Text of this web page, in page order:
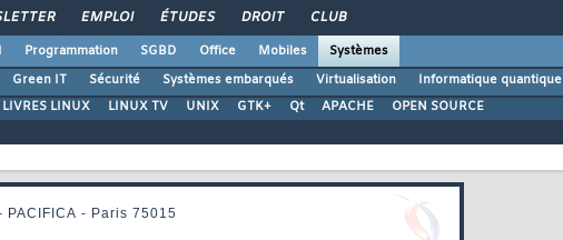
EMPLOI ÉTUDES DROIT CLUB
Programmation SGBD Office Mobiles
Systèmes
Green IT Sécurité Systèmes embarqués Virtualisation Informatique quantique
LIVRES LINUX LINUX TV UNIX GTK+ Qt APACHE OPEN SOURCE